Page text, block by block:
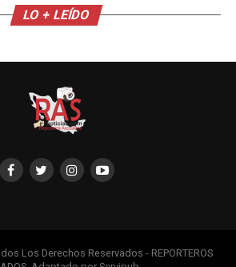
LO + LEÍDO
Los Derechos Reservados - REPORTEROS